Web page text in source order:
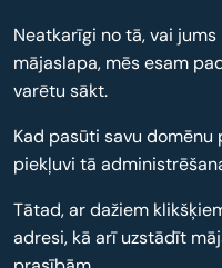
Neatkarīgi no tā, vai
mājaslapa, mēs esam
varētu sākt.
Kad pasūti savu
piekļuvi tā
Tātad, ar dažiem
adresi, kā arī uzstādīt